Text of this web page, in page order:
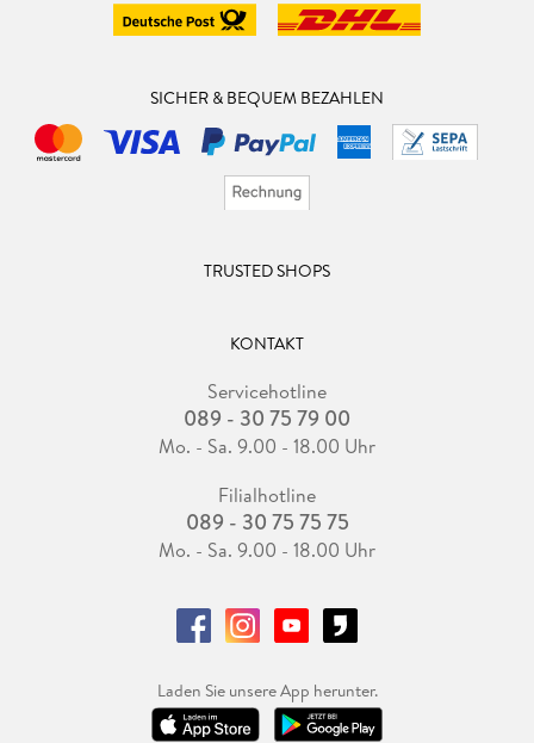
SICHER & BEQUEM BEZAHLEN
TRUSTED SHOPS
KONTAKT
Servicehotline
089 - 30 75 79 00
Mo. - Sa. 9.00 - 18.00 Uhr
Filialhotline
089 - 30 75 75 75
Mo. - Sa. 9.00 - 18.00 Uhr
Laden Sie unsere App herunter.